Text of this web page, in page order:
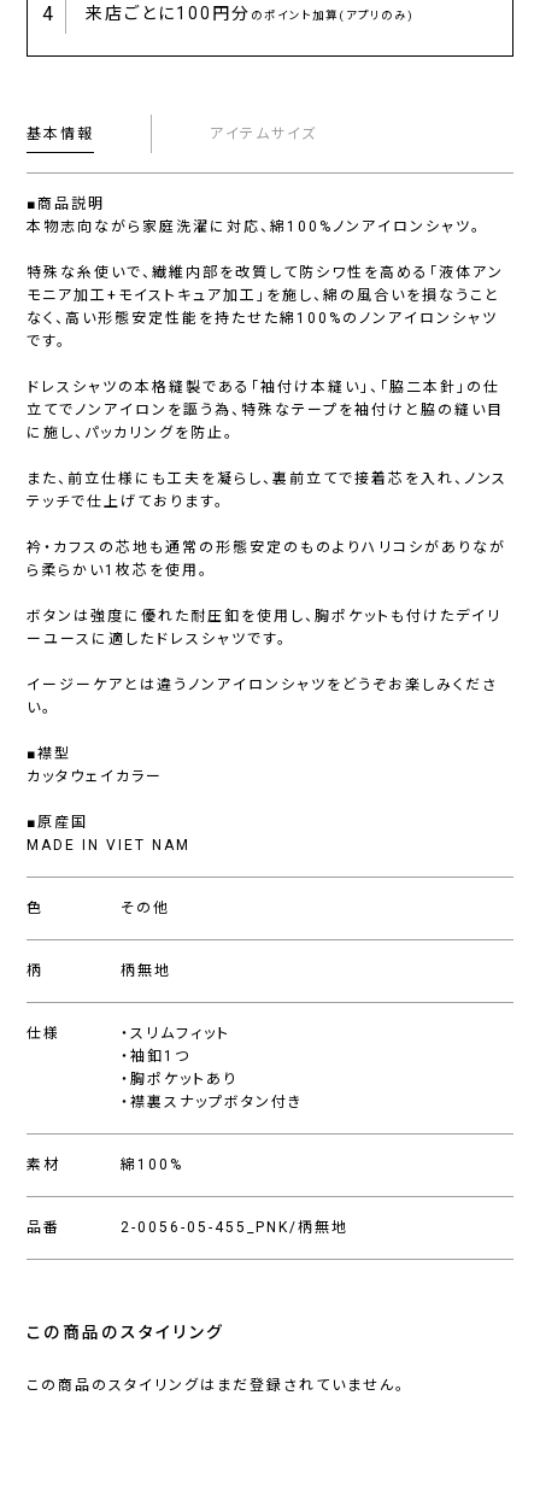
4 来店ごとに100円分 のポイント加算(アプリのみ)
基本情報 アイテムサイズ
■商品説明
本物志向ながら家庭洗濯に対応、綿100%ノンアイロンシャツ。
特殊な糸使いで、繊維内部を改質して防シワ性を高める「液体アン
モニア加工+モイストキュア加工」を施し、綿の風合いを損なうこと
なく、高い形態安定性能を持たせた綿100%のノンアイロンシャツ
です。
ドレスシャツの本格縫製である「袖付け本縫い」、「脇二本針」の仕
立てでノンアイロンを謳う為、特殊なテープを袖付けと脇の縫い目
に施し、パッカリングを防止。
また、前立仕様にも工夫を凝らし、裏前立てで接着芯を入れ、ノンス
テッチで仕上げております。
衿・カフスの芯地も通常の形態安定のものよりハリコシがありなが
ら柔らかい1枚芯を使用。
ボタンは強度に優れた耐圧釦を使用し、胸ポケットも付けたデイリ
ーユースに適したドレスシャツです。
イージーケアとは違うノンアイロンシャツをどうぞお楽しみくださ
い。
■襟型
カッタウェイカラー
■原産国
MADE IN VIET NAM
色 その他
柄 柄無地
仕様
・スリムフィット
・袖釦1つ
・胸ポケットあり
・襟裏スナップボタン付き
素材 綿100%
品番 2-0056-05-455_PNK/柄無地
この商品のスタイリング
この商品のスタイリングはまだ登録されていません。